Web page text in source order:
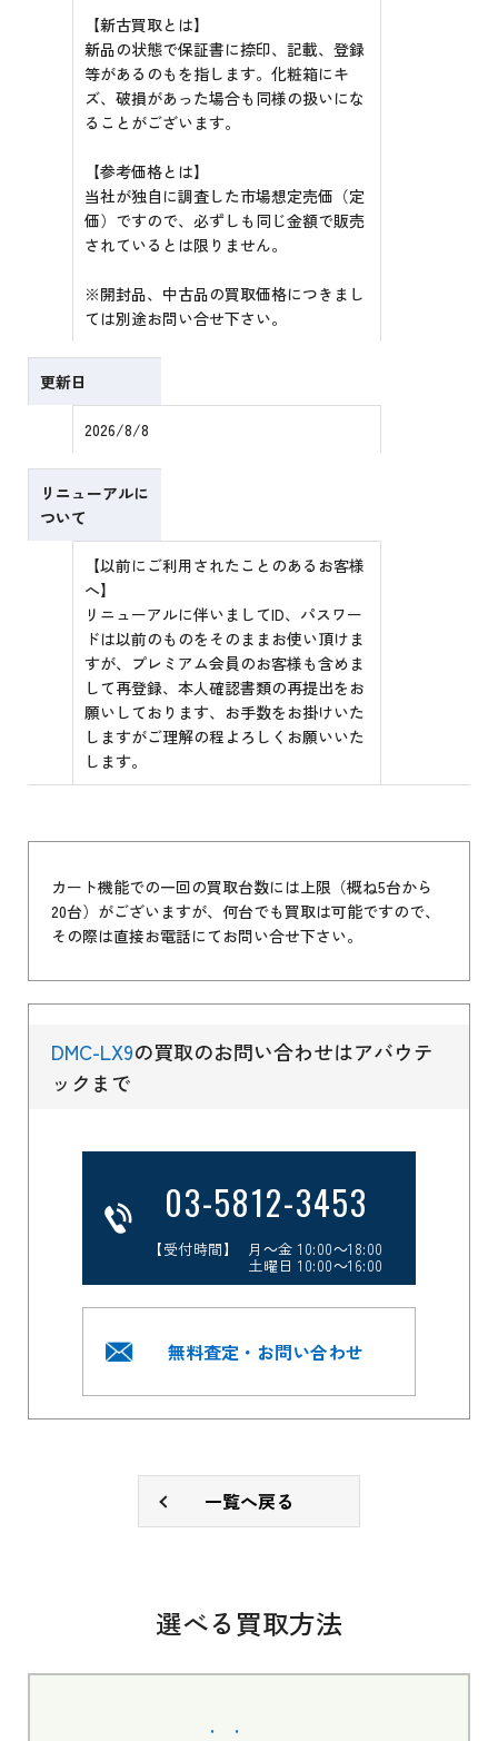
【新古買取とは】
新品の状態で保証書に捺印、記載、登録
等があるのもを指します。化粧箱にキ
ズ、破損があった場合も同様の扱いにな
ることがございます。
【参考価格とは】
当社が独自に調査した市場想定売価（定
価）ですので、必ずしも同じ金額で販売
されているとは限りません。
※開封品、中古品の買取価格につきまし
ては別途お問い合せ下さい。
更新日
2026/8/8
リニューアルに
ついて
【以前にご利用されたことのあるお客様
へ】
リニューアルに伴いましてID、パスワー
ドは以前のものをそのままお使い頂けま
すが、プレミアム会員のお客様も含めま
して再登録、本人確認書類の再提出をお
願いしております、お手数をお掛けいた
しますがご理解の程よろしくお願いいた
します。
カート機能での一回の買取台数には上限（概ね5台から
20台）がございますが、何台でも買取は可能ですので、
その際は直接お電話にてお問い合せ下さい。
DMC-LX9の買取のお問い合わせはアバウテ
ックまで
03-5812-3453
【受付時間】 月～金 10:00～18:00
土曜日 10:00～16:00
無料査定・お問い合わせ
一覧へ戻る
選べる買取方法